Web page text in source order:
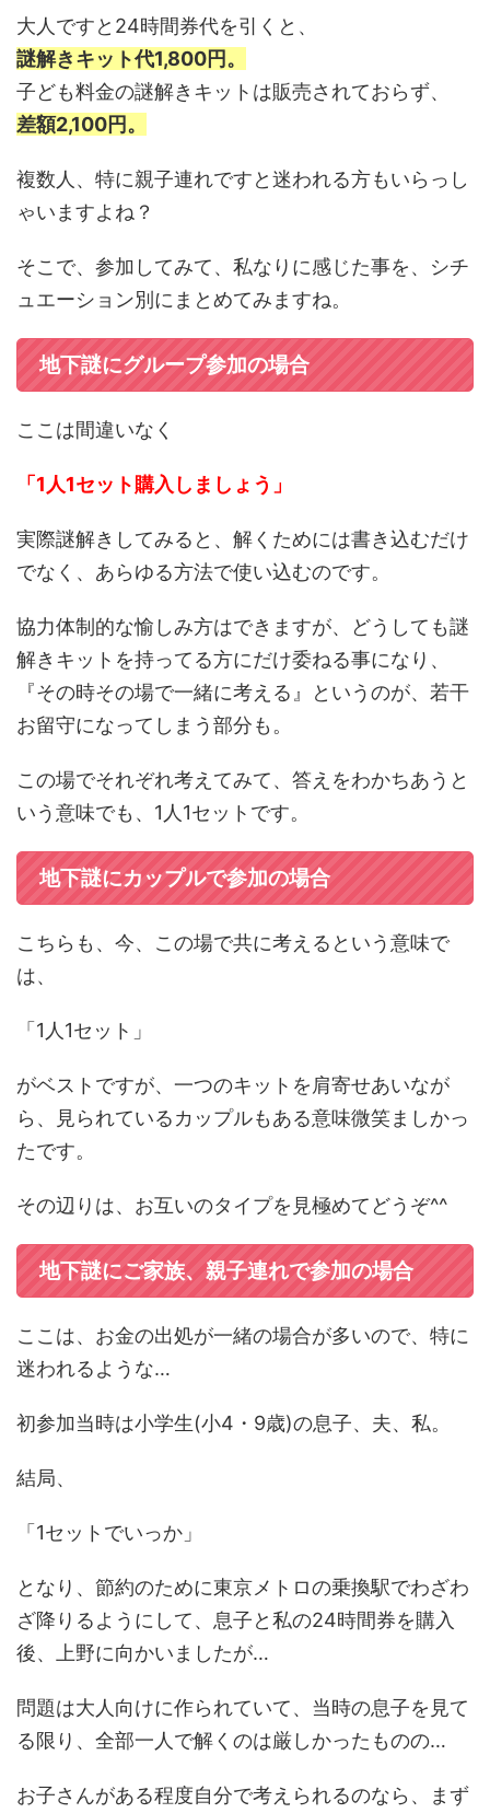
大人ですと24時間券代を引くと、
謎解きキット代1,800円。
子ども料金の謎解きキットは販売されておらず、
差額2,100円。
複数人、特に親子連れですと迷われる方もいらっし
ゃいますよね？
そこで、参加してみて、私なりに感じた事を、シチ
ュエーション別にまとめてみますね。
地下謎にグループ参加の場合
ここは間違いなく
「1人1セット購入しましょう」
実際謎解きしてみると、解くためには書き込むだけ
でなく、あらゆる方法で使い込むのです。
協力体制的な愉しみ方はできますが、どうしても謎
解きキットを持ってる方にだけ委ねる事になり、
『その時その場で一緒に考える』というのが、若干
お留守になってしまう部分も。
この場でそれぞれ考えてみて、答えをわかちあうと
いう意味でも、1人1セットです。
地下謎にカップルで参加の場合
こちらも、今、この場で共に考えるという意味で
は、
「1人1セット」
がベストですが、一つのキットを肩寄せあいなが
ら、見られているカップルもある意味微笑ましかっ
たです。
その辺りは、お互いのタイプを見極めてどうぞ^^
地下謎にご家族、親子連れで参加の場合
ここは、お金の出処が一緒の場合が多いので、特に
迷われるような…
初参加当時は小学生(小4・9歳)の息子、夫、私。
結局、
「1セットでいっか」
となり、節約のために東京メトロの乗換駅でわざわ
ざ降りるようにして、息子と私の24時間券を購入
後、上野に向かいましたが…
問題は大人向けに作られていて、当時の息子を見て
る限り、全部一人で解くのは厳しかったものの…
お子さんがある程度自分で考えられるのなら、まず